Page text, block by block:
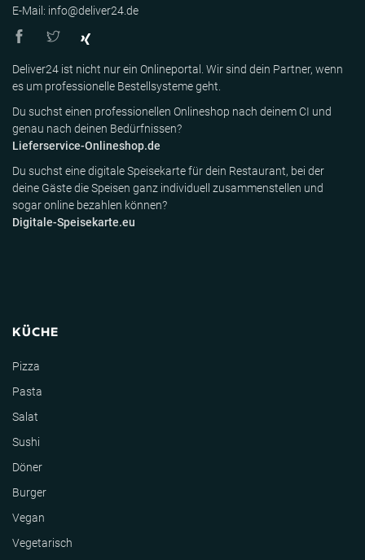
E-Mail: info@deliver24.de
Deliver24 ist nicht nur ein Onlineportal. Wir sind dein Partner, wenn
es um professionelle Bestellsysteme geht.
Du suchst einen professionellen Onlineshop nach deinem CI und
genau nach deinen Bedürfnissen?
Lieferservice-Onlineshop.de
Du suchst eine digitale Speisekarte für dein Restaurant, bei der
deine Gäste die Speisen ganz individuell zusammenstellen und
sogar online bezahlen können?
Digitale-Speisekarte.eu
KÜCHE
Pizza
Pasta
Salat
Sushi
Döner
Burger
Vegan
Vegetarisch